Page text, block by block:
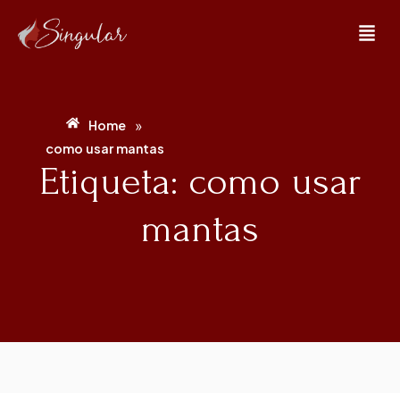
Home »
como usar mantas
Etiqueta: como usar
mantas